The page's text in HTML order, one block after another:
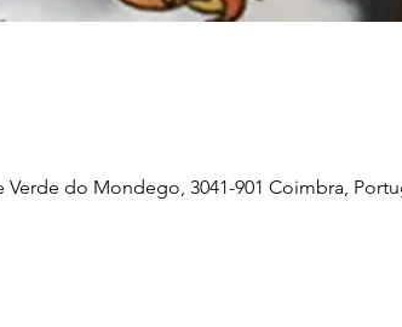
Verde do Mondego, 3041-901 Coimbra,